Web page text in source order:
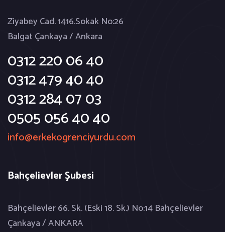
Ziyabey Cad. 1416.Sokak No:26
Balgat Çankaya / Ankara
0312 220 06 40
0312 479 40 40
0312 284 07 03
0505 056 40 40
info@erkekogrenciyurdu.com
Bahçelievler Şubesi
Bahçelievler 66. Sk. (Eski 18. Sk.) No:14 Bahçelievler
Çankaya / ANKARA